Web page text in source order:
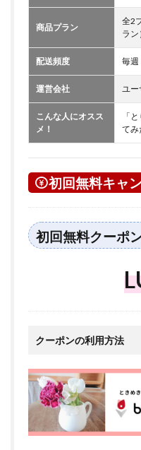
商品プラン
全2
ラン
配送頻度 毎週
運営会社 ユー
こんな人にオスス
メ！
「
てみ
初回無料キャ
初回無料クーポ
クーポンの利用方法